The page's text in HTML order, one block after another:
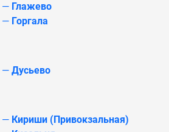
— Глажево
— Горгала
— Дусьево
— Кириши (Привокзальная)